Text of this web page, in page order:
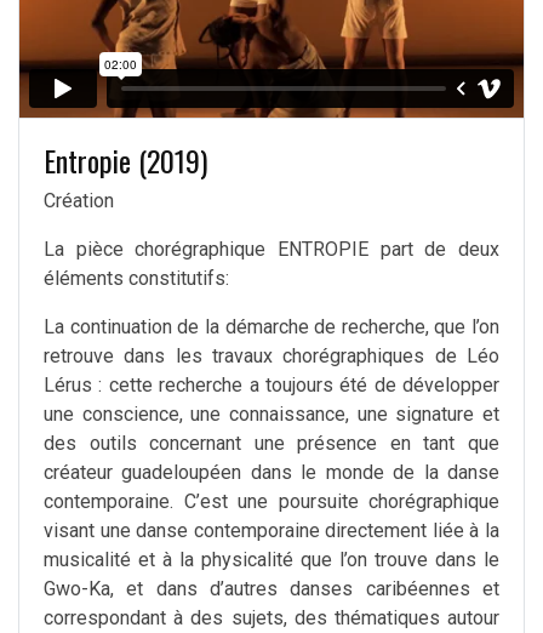
Entropie (2019)
Création
La pièce chorégraphique ENTROPIE part de deux
éléments constitutifs:
La continuation de la démarche de recherche, que l’on
retrouve dans les travaux chorégraphiques de Léo
Lérus : cette recherche a toujours été de développer
une conscience, une connaissance, une signature et
des outils concernant une présence en tant que
créateur guadeloupéen dans le monde de la danse
contemporaine. C’est une poursuite chorégraphique
visant une danse contemporaine directement liée à la
musicalité et à la physicalité que l’on trouve dans le
Gwo-Ka, et dans d’autres danses caribéennes et
correspondant à des sujets, des thématiques autour